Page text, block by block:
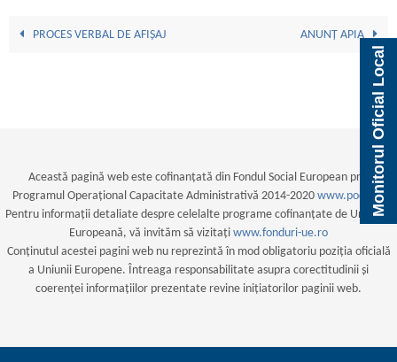
PROCES VERBAL DE AFIȘAJ ANUNȚ APIA
Această pagină web este cofinanțată din Fondul Social European prin
Programul Operațional Capacitate Administrativă 2014-2020 www.poca.ro
Pentru informații detaliate despre celelalte programe cofinanțate de Uniunea
Europeană, vă invităm să vizitați www.fonduri-ue.ro
Conținutul acestei pagini web nu reprezintă în mod obligatoriu poziția oficială
a Uniunii Europene. Întreaga responsabilitate asupra corectitudinii și
coerenței informațiilor prezentate revine inițiatorilor paginii web.
Monitorul Oficial Local